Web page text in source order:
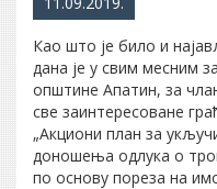
Као што је било и
дана је у свим месним
општине Апатин, за
све заинтересоване
„Акциони план за
доношења одлука о
по основу пореза на